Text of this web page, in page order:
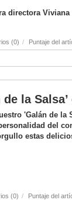
directora
(0) / Puntaje del
la
'Galán de la
del
estas
(0) / Puntaje del